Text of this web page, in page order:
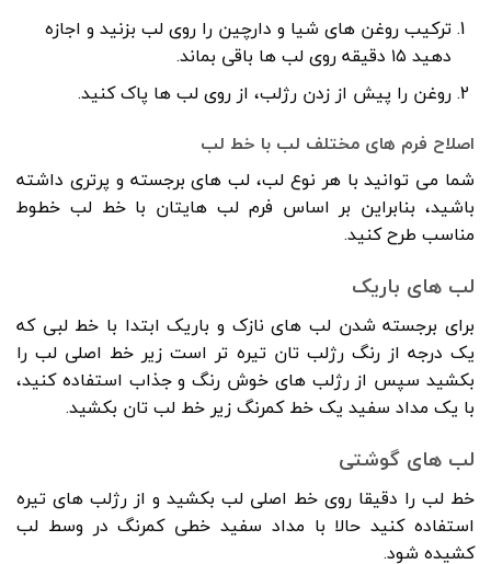
ترکیب روغن های شیا و دارچین را روی لب بزنید و اجازه
دهید ۱۵ دقیقه روی لب ها باقی بماند.
روغن را پیش از زدن رژلب، از روی لب ها پاک کنید.
اصلاح فرم های مختلف لب با خط لب
شما می توانید با هر نوع لب، لب های برجسته و پرتری داشته
باشید، بنابراین بر اساس فرم لب هایتان با خط لب خطوط
مناسب طرح کنید.
لب های باریک
برای برجسته شدن لب های نازک و باریک ابتدا با خط لبی که
یک درجه از رنگ رژلب تان تیره تر است زیر خط اصلی لب را
بکشید سپس از رژلب های خوش رنگ و جذاب استفاده کنید،
با یک مداد سفید یک خط کمرنگ زیر خط لب تان بکشید.
لب های گوشتی
خط لب را دقیقا روی خط اصلی لب بکشید و از رژلب های تیره
استفاده کنید حالا با مداد سفید خطی کمرنگ در وسط لب
کشیده شود.